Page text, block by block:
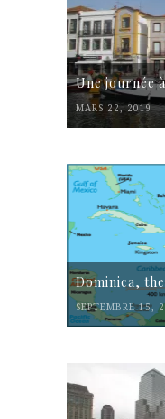
Une journée
MARS 22, 2019
Dominica,
SEPTEMBRE 15,